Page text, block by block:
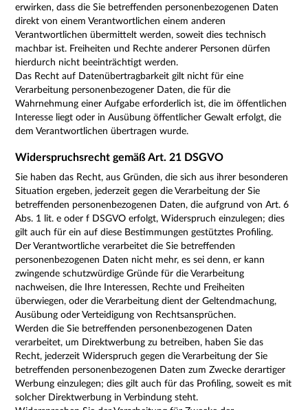
erwirken, dass die Sie betreffenden personenbezogenen Daten
direkt von einem Verantwortlichen einem anderen
Verantwortlichen übermittelt werden, soweit dies technisch
machbar ist. Freiheiten und Rechte anderer Personen dürfen
hierdurch nicht beeinträchtigt werden.
Das Recht auf Datenübertragbarkeit gilt nicht für eine
Verarbeitung personenbezogener Daten, die für die
Wahrnehmung einer Aufgabe erforderlich ist, die im öffentlichen
Interesse liegt oder in Ausübung öffentlicher Gewalt erfolgt, die
dem Verantwortlichen übertragen wurde.
Widerspruchsrecht gemäß Art. 21 DSGVO
Sie haben das Recht, aus Gründen, die sich aus ihrer besonderen
Situation ergeben, jederzeit gegen die Verarbeitung der Sie
betreffenden personenbezogenen Daten, die aufgrund von Art. 6
Abs. 1 lit. e oder f DSGVO erfolgt, Widerspruch einzulegen; dies
gilt auch für ein auf diese Bestimmungen gestütztes Profiling.
Der Verantwortliche verarbeitet die Sie betreffenden
personenbezogenen Daten nicht mehr, es sei denn, er kann
zwingende schutzwürdige Gründe für die Verarbeitung
nachweisen, die Ihre Interessen, Rechte und Freiheiten
überwiegen, oder die Verarbeitung dient der Geltendmachung,
Ausübung oder Verteidigung von Rechtsansprüchen.
Werden die Sie betreffenden personenbezogenen Daten
verarbeitet, um Direktwerbung zu betreiben, haben Sie das
Recht, jederzeit Widerspruch gegen die Verarbeitung der Sie
betreffenden personenbezogenen Daten zum Zwecke derartiger
Werbung einzulegen; dies gilt auch für das Profiling, soweit es mit
solcher Direktwerbung in Verbindung steht.